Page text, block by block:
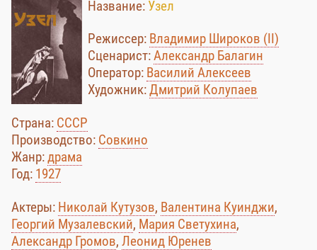
Название: Узел
Режиссер: Владимир Широков (II)
Сценарист:Александр Балагин
Оператор: Василий Алексеев
Художник:Дмитрий Колупаев
Страна: СССР
Производство: Совкино
Жанр:драма
Год: 1927
Актеры: Николай Кутузов, Валентина Куинджи,
Георгий Музалевский, Мария Светухина,
Александр Громов, Леонид Юренев